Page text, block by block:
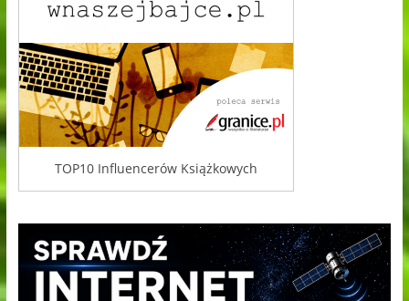
TOP10 Influencerów Książkowych